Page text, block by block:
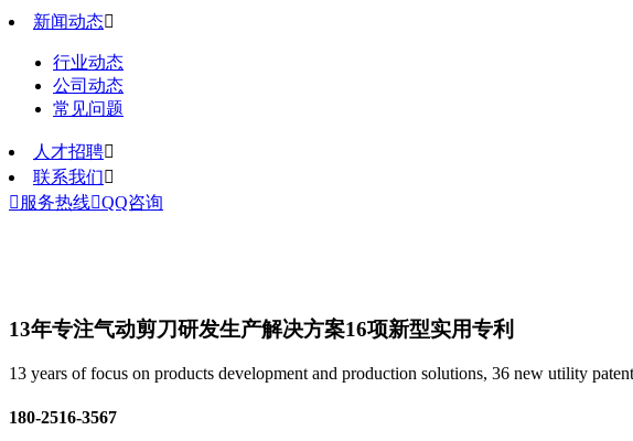
新闻动态
行业动态
公司动态
常见问题
人才招聘
联系我们
 服务热线QQ咨询
13年专注气动剪刀研发生产解决方案16项新型实用专利
13 years of focus on products development and production solutions, 36 new utility
180-2516-3567